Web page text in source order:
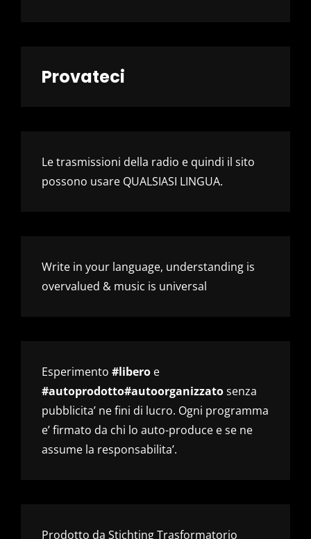
Provateci
Le trasmissioni della radio e quindi il sito
possono usare QUALSIASI LINGUA.
Write in your language, understanding is
overvalued & music is universal
Esperimento #libero e
#autoprodotto#autoorganizzatosenza
pubblicita’ ne fini di lucro. Ogni programma
e’ firmato da chi lo auto-produce e se ne
assume la responsabilita’.
Prodotto da Stichting Trasformatorio